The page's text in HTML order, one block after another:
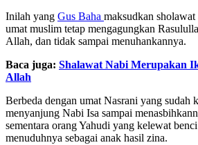
Inilah yang Gus Baha maksudkan sholawat
umat muslim tetap mengagungkan
Allah, dan tidak sampai menuhankannya.
Baca juga: Shalawat Nabi Merupakan
Allah
Berbeda dengan umat Nasrani yang sudah
menyanjung Nabi Isa sampai
sementara orang Yahudi yang kelewat
menuduhnya sebagai anak hasil zina.